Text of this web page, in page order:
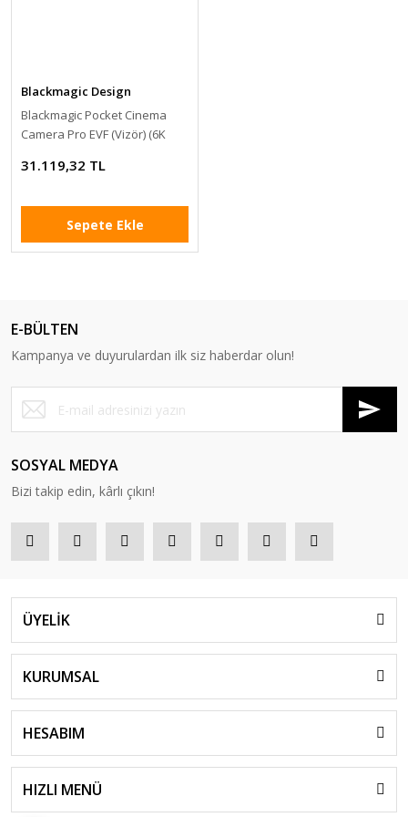
Blackmagic Design
Blackmagic Pocket Cinema
Camera Pro EVF (Vizör) (6K
31.119,32 TL
Sepete Ekle
E-BÜLTEN
Kampanya ve duyurulardan ilk siz haberdar olun!
SOSYAL MEDYA
Bizi takip edin, kârlı çıkın!
ÜYELİK
KURUMSAL
HESABIM
HIZLI MENÜ